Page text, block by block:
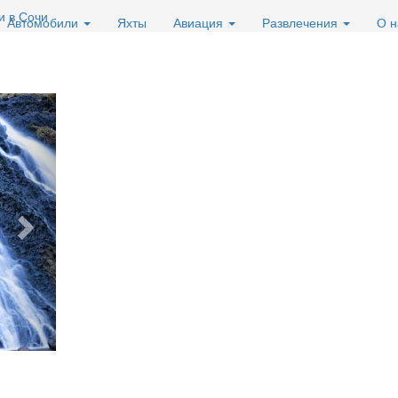
Автомобили Яхты Авиация Развлечения О
в Сочи
Вперед